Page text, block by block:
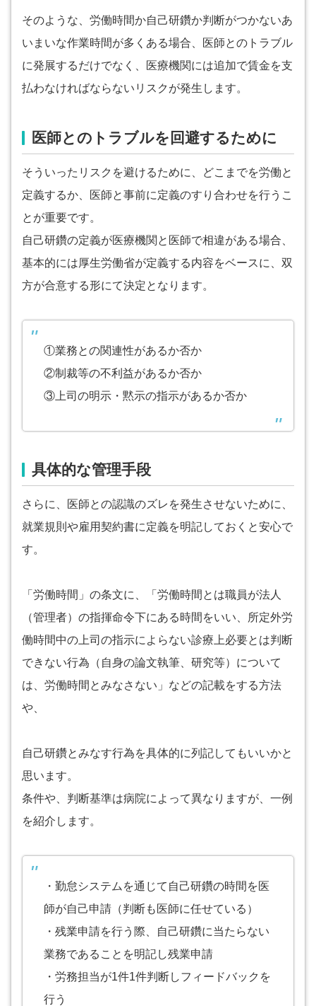
そのような、労働時間か自己研鑽か判断がつかないあ
いまいな作業時間が多くある場合、医師とのトラブル
に発展するだけでなく、医療機関には追加で賃金を支
払わなければならないリスクが発生します。
医師とのトラブルを回避するために
そういったリスクを避けるために、どこまでを労働と
定義するか、医師と事前に定義のすり合わせを行うこ
とが重要です。
自己研鑽の定義が医療機関と医師で相違がある場合、
基本的には厚生労働省が定義する内容をベースに、双
方が合意する形にて決定となります。
①業務との関連性があるか否か
②制裁等の不利益があるか否か
③上司の明示・黙示の指示があるか否か
具体的な管理手段
さらに、医師との認識のズレを発生させないために、
就業規則や雇用契約書に定義を明記しておくと安心で
す。
「労働時間」の条文に、「労働時間とは職員が法人
（管理者）の指揮命令下にある時間をいい、所定外労
働時間中の上司の指示によらない診療上必要とは判断
できない行為（自身の論文執筆、研究等）について
は、労働時間とみなさない」などの記載をする方法
や、
自己研鑽とみなす行為を具体的に列記してもいいかと
思います。
条件や、判断基準は病院によって異なりますが、一例
を紹介します。
・勤怠システムを通じて自己研鑽の時間を医
師が自己申請（判断も医師に任せている）
・残業申請を行う際、自己研鑽に当たらない
業務であることを明記し残業申請
・労務担当が1件1件判断しフィードバックを
行う